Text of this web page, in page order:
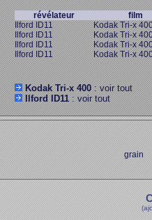
révélateur
film
Ilford ID11
Kodak Tri-x
Ilford ID11
Kodak Tri-x
Ilford ID11
Kodak Tri-x
Ilford ID11
Kodak Tri-x
Kodak Tri-x 400: voir tout
Ilford ID11: voir tout
grain